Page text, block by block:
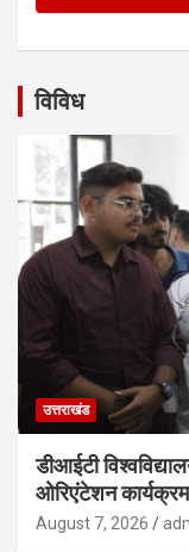
विविध
उत्तराखंड
डीआईटी
ओरिएंटेशन
August 7, 2026